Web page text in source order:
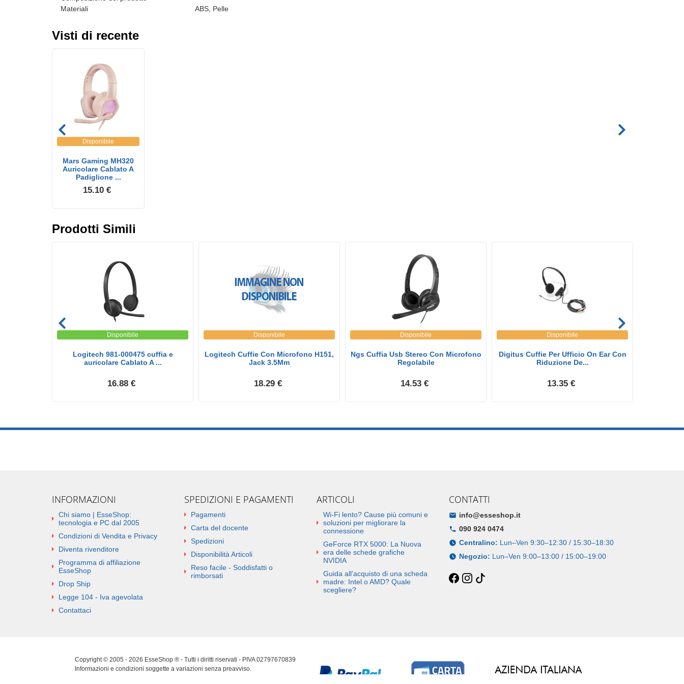
Materiali
ABS, Pelle
Visti di recente
Disponibile
Mars Gaming MH320
Auricolare Cablato A
Padiglione ...
15.10 €
Prodotti Simili
Disponibile
Logitech 981-000475 cuffia e
auricolare Cablato A ...
16.88 €
Disponibile
Logitech Cuffie Con Microfono H151,
Jack 3.5Mm
18.29 €
Disponibile
Ngs Cuffia Usb Stereo Con Microfono
Regolabile
14.53 €
Disponibile
Digitus Cuffie Per Ufficio On Ear Con
Riduzione De...
13.35 €
INFORMAZIONI
Chi siamo | EsseShop:
tecnologia e PC dal 2005
Condizioni di Vendita e Privacy
Diventa rivenditore
Programma di affiliazione
EsseShop
Drop Ship
Legge 104 - Iva agevolata
Contattaci
SPEDIZIONI E PAGAMENTI
Pagamenti
Carta del docente
Spedizioni
Disponibilità Articoli
Reso facile - Soddisfatti o
rimborsati
ARTICOLI
Wi-Fi lento? Cause più comuni e
soluzioni per migliorare la
connessione
GeForce RTX 5000: La Nuova
era delle schede grafiche
NVIDIA
Guida all'acquisto di una scheda
madre: Intel o AMD? Quale
scegliere?
CONTATTI
info@esseshop.it
090 924 0474
Centralino: Lun–Ven 9:30–12:30 / 15:30–18:30
Negozio: Lun–Ven 9:00–13:00 / 15:00–19:00
Copyright © 2005 - 2026 EsseShop ® - Tutti i diritti riservati - PIVA 02797670839
Informazioni e condizioni soggette a variazioni senza preavviso.